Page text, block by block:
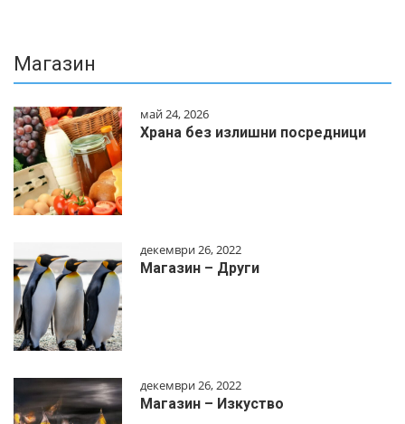
Магазин
май 24, 2026
Храна без излишни посредници
декември 26, 2022
Магазин – Други
декември 26, 2022
Магазин – Изкуство